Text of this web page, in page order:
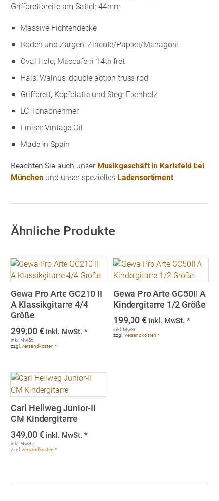
Griffbrettbreite am Sattel: 44mm
Massive Fichtendecke
Boden und Zargen: Ziricote/Pappel/Mahagoni
Oval Hole, Maccaferri 14th fret
Hals: Walnus, double action truss rod
Griffbrett, Kopfplatte und Steg: Ebenholz
LC Tonabnehmer
Finish: Vintage Oil
Made in Spain
Beachten Sie auch unser Musikgeschäft in Karlsfeld bei
München und unser spezielles Ladensortiment
Ähnliche Produkte
Gewa Pro Arte GC210 II
A Klassikgitarre 4/4
Größe
299,00€ inkl. MwSt. *
inkl. MwSt.
zzgl.Versandkosten *
Gewa Pro Arte GC50II A
Kindergitarre 1/2 Größe
199,00€ inkl. MwSt. *
inkl. MwSt.
zzgl.Versandkosten *
Carl Hellweg Junior-II
CM Kindergitarre
349,00€ inkl. MwSt. *
inkl. MwSt.
zzgl.Versandkosten *